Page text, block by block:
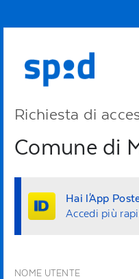
Richiesta di
Comune di
Hai l'App
Accedi più
NOME UTENTE